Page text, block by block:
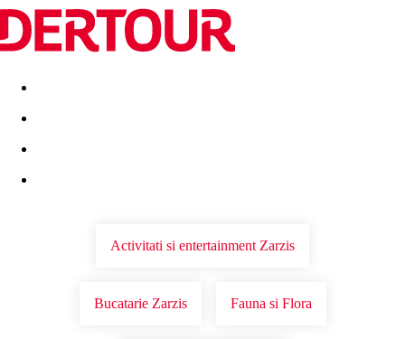
Destinatii Vacanta perfecta OFERTE DE NERATAT
Activitati si entertainment Zarzis
Bucatarie Zarzis Fauna si Flora